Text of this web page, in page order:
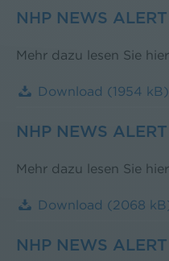
NHP NEWS
Mehr dazu lesen Sie
Download (1954 kB)
NHP NEWS
Mehr dazu lesen Sie
Download (2068
NHP NEWS